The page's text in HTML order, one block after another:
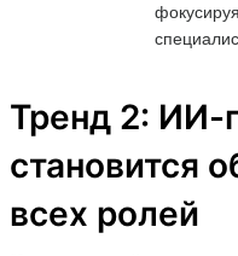
Тренд 2: ИИ-
становится
всех ролей